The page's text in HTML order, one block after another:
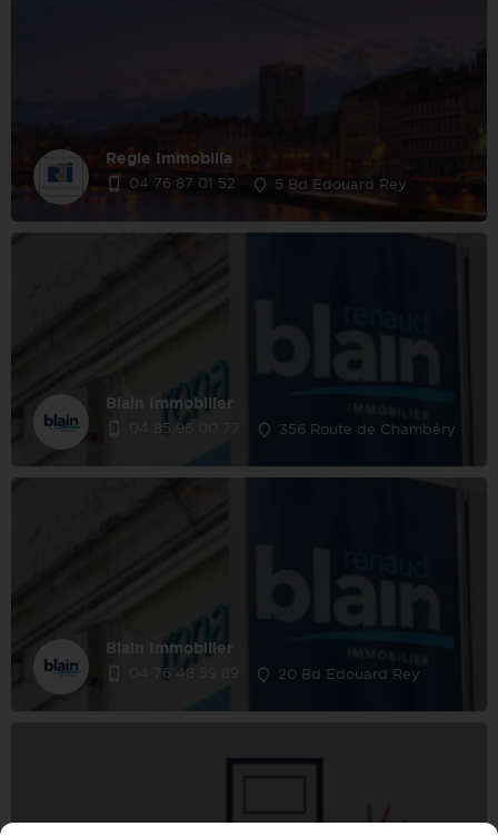
Regie Immobilia
04 76 87 01 52 5 Bd Edouard Rey
Blain Immobilier
04 85 96 00 77 356 Route de Chambéry
Blain Immobilier
04 76 48 59 89 20 Bd Edouard Rey